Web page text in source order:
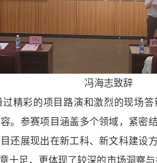
冯海志致辞
精彩的项目路演和激烈的现场
。参赛项目涵盖多个领域，紧密
还展现出在新工科、新文科建设
十足，更体现了较深的市场洞察